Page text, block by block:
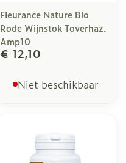
Fleurance Nature Bio
Rode Wijnstok Toverhaz.
Amp10
€ 12,10
Niet beschikbaar